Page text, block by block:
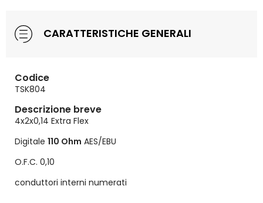
CARATTERISTICHE GENERALI
Codice
TSK804
Descrizione breve
4x2x0,14 Extra Flex
Digitale 110 Ohm AES/EBU
O.F.C. 0,10
conduttori interni numerati